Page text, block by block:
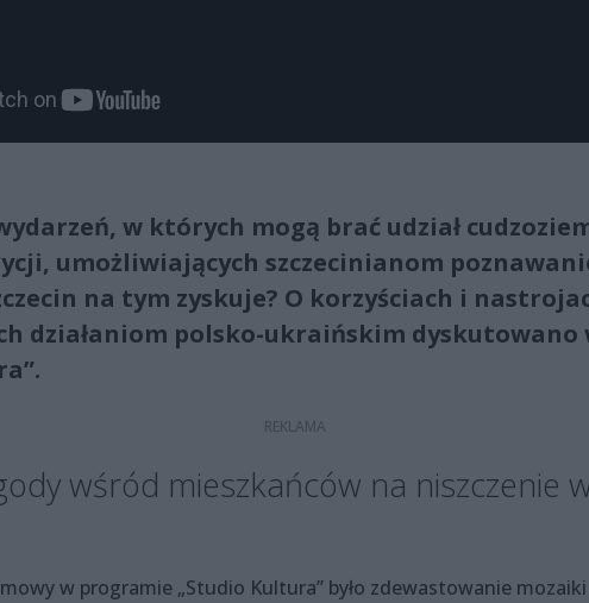
w których mogą brać udział
umożliwiających szczecinianom
na tym zyskuje? O korzyściach i
działaniom polsko-ukraińskim
wśród mieszkańców na niszczenie
w programie „Studio Kultura” było zdewastowanie mozaiki